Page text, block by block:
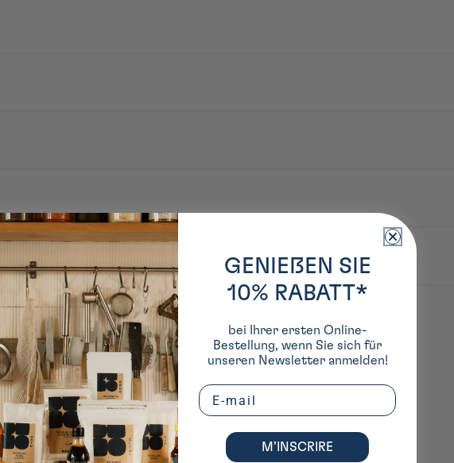
sur le riz en diagonale, puis roulez vos makis en cône en partant d'un coin de la feuille.
GENIEßEN SIE
10% RABATT*
bei Ihrer ersten Online-
Bestellung, wenn Sie sich für
unseren Newsletter anmelden!
Email
M’INSCRIRE